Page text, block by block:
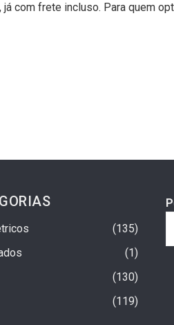
com frete incluso. Para quem
135
1
130
119